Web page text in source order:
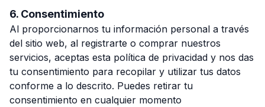
6. Consentimiento
Al proporcionarnos tu información personal a través
del sitio web, al registrarte o comprar nuestros
servicios, aceptas esta política de privacidad y nos das
tu consentimiento para recopilar y utilizar tus datos
conforme a lo descrito. Puedes retirar tu
consentimiento en cualquier momento